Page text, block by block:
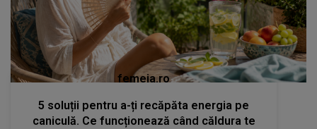
femeia.ro
5 soluții pentru a-ți recăpăta energia pe
caniculă. Ce funcționează când căldura te